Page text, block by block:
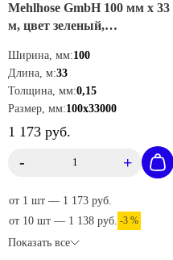
Mehlhose GmbH 100 мм х 33
м, цвет зеленый,
Ширина, мм:100
Длина, м:33
Толщина, мм:0,15
Размер, мм:100х33000
1 173 руб.
- +
от 1 шт — 1 173 руб.
от 10 шт — 1 138 руб. -3 %
Показать все